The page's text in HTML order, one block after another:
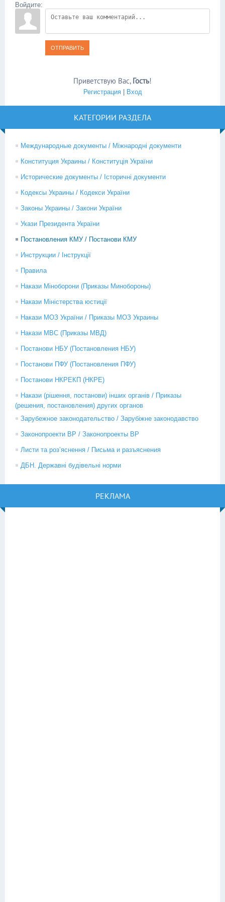
Войдите:
ОТПРАВИТЬ
Приветствую Вас, Гость!
Регистрация| Вход
КАТЕГОРИИ РАЗДЕЛА
Международные документы / Міжнародні документи
Конституция Украины / Конституція України
Исторические документы / Історичні документи
Кодексы Украины / Кодекси України
Законы Украины / Закони України
Укази Президента України
Постановления КМУ / Постанови КМУ
Инструкции / Інструкції
Правила
Накази Міноборони (Приказы Минобороны)
Накази Міністерства юстиції
Накази МОЗ України / Приказы МОЗ Украины
Накази МВС (Приказы МВД)
Постанови НБУ (Постановления НБУ)
Постанови ПФУ (Постановления ПФУ)
Постанови НКРЕКП (НКРЕ)
Накази (рішення, постанови) інших органів / Приказы
(решения, постановления) других органов
Зарубежное законодательство / Зарубіжне законодавство
Законопроекти ВР / Законопроекты ВР
Листи та роз’яснення / Письма и разъяснения
ДБН. Державні будівельні норми
РЕКЛАМА